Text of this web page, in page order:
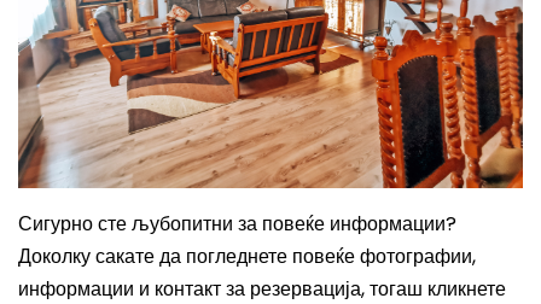
Сигурно сте љубопитни за повеќе информации?
Доколку сакате да погледнете повеќе фотографии,
информации и контакт за резервација, тогаш кликнете